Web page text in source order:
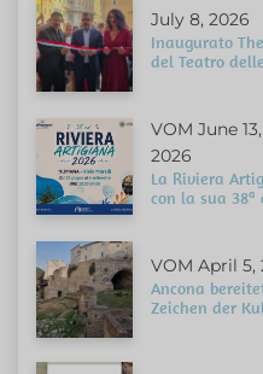
July 8, 2026
Inaugurato
del Teatro
VOM June
2026
La Riviera
con la sua 38ª
VOM April 5,
Ancona
Zeichen der